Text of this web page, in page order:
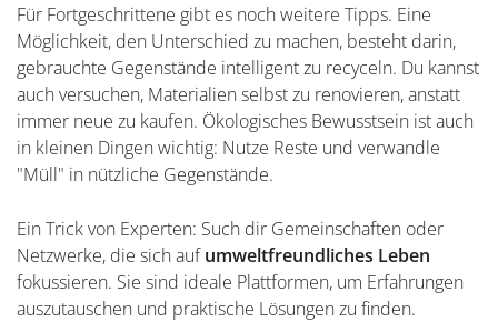
Für Fortgeschrittene gibt es noch weitere Tipps. Eine
Möglichkeit, den Unterschied zu machen, besteht darin,
gebrauchte Gegenstände intelligent zu recyceln. Du kannst
auch versuchen, Materialien selbst zu renovieren, anstatt
immer neue zu kaufen. Ökologisches Bewusstsein ist auch
in kleinen Dingen wichtig: Nutze Reste und verwandle
"Müll" in nützliche Gegenstände.
Ein Trick von Experten: Such dir Gemeinschaften oder
Netzwerke, die sich aufumweltfreundliches Leben
fokussieren. Sie sind ideale Plattformen, um Erfahrungen
auszutauschen und praktische Lösungen zu finden.